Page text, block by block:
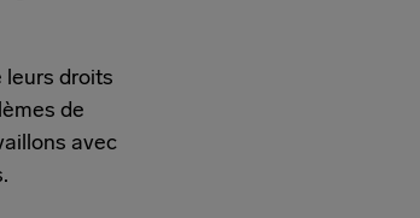
leurs droits
de
avec